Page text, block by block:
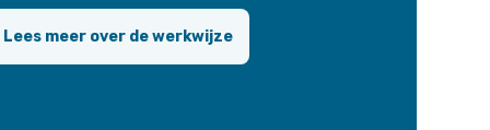
Lees meer over de werkwijze